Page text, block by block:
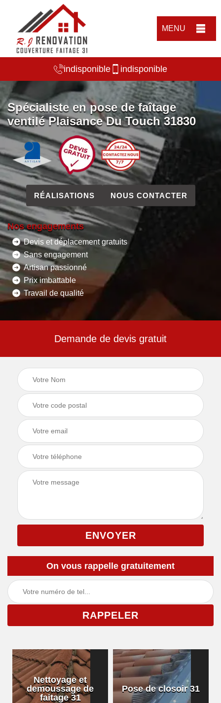
MENU
indisponible indisponible
Spécialiste en pose de faîtage
ventilé Plaisance Du Touch 31830
RÉALISATIONS NOUS CONTACTER
Nos engagements
Devis et déplacement gratuits
Sans engagement
Artisan passionné
Prix imbattable
Travail de qualité
Demande de devis gratuit
On vous rappelle gratuitement
Nettoyage et
demoussage de
faitage 31
Pose de closoir 31